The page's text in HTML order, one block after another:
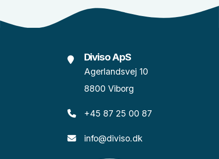
Diviso ApS
Agerlandsvej 10
8800 Viborg
+45 87 25 00 87
info@diviso.dk